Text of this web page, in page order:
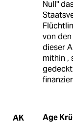
Null"
von
dieser
mithin ,
AK Age